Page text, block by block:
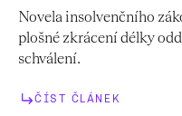
Novela insolvenčního
plošné zkrácení délky
schválení.
ČÍST ČLÁNEK